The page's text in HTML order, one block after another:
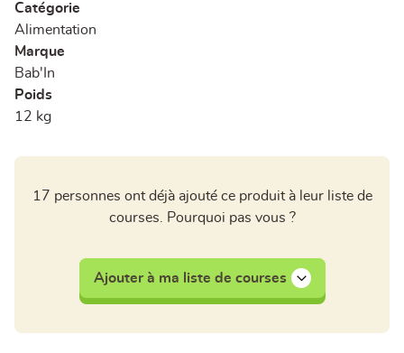
Catégorie
Alimentation
Marque
Bab'In
Poids
12 kg
17 personnes ont déjà ajouté ce produit à leur liste de
courses. Pourquoi pas vous ?
Ajouter à ma liste de courses